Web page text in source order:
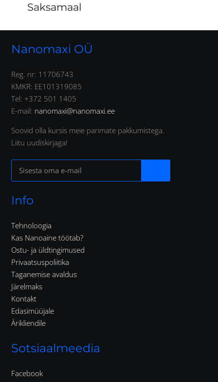
Saksamaal
Nanomaxi OÜ
Reg. nr: 11706743
KMKR: EE101319085
Tel: +372 501 1405
E-mail: nanomaxi@nanomaxi.ee
Soovid olla kursis meie parimate pakkumistega.
Liitu uudiskirjaga!
Info
Tehnoloogia
Kas Nanoaine töötab?
Ostu- ja üldtingimused
Privaatsuspoliitika
Taganemise avaldus
Järelmaks
Kontakt
Edasimüüjale
Ärikliendile
Sotsiaalmeedia
Facebook